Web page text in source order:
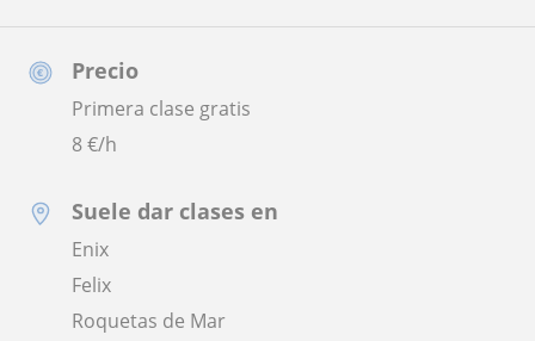
Precio
Primera clase gratis
8€/h
Suele dar clases en
Enix
Felix
Roquetas de Mar